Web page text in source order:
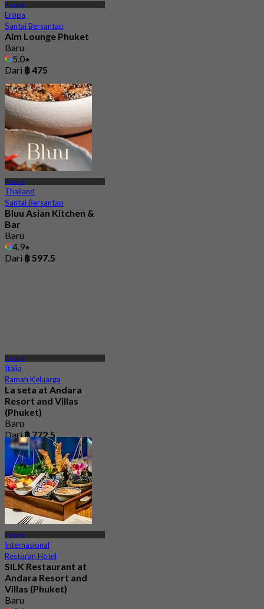
Phuket
Eropa
Santai Bersantap
Aim Lounge Phuket
Baru
5.0
Dari ฿ 475
Phuket
Thailand
Santai Bersantap
Bluu Asian Kitchen &
Bar
Baru
4.9
Dari ฿ 597.5
Phuket
Italia
Ramah Keluarga
La seta at Andara
Resort and Villas
(Phuket)
Baru
Dari฿ 772.5
Phuket
Internasional
Restoran Hotel
SILK Restaurant at
Andara Resort and
Villas (Phuket)
Baru